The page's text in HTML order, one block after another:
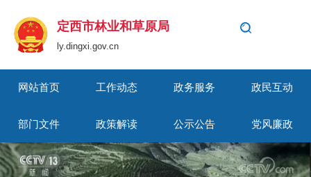
定西市林业和草原局
ly.dingxi.gov.cn
网站首页 工作动态 政务服务 政民互动
部门文件 政策解读 公示公告 党风廉政